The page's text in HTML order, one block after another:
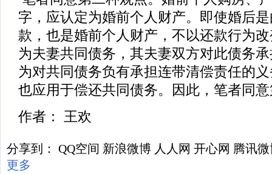
字，应认定为婚前个人财产。即使婚后
款，也是婚前个人财产，不以还款行为
为夫妻共同债务，其夫妻双方对此债务
为对共同债务负有承担连带清偿责任的
也应用于偿还共同债务。因此，笔者同
作者： 王欢
分享到： QQ空间 新浪微博 人人网 开心网 腾讯
更多